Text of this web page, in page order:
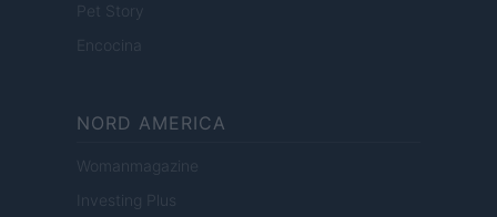
Pet Story
Encocina
NORD AMERICA
Womanmagazine
Investing Plus